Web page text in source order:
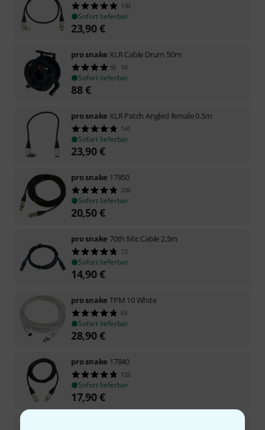
143
Sofort lieferbar
23,90€
pro snake XLR Cable Drum 50m
16
Sofort lieferbar
88€
pro snake XLR Patch Angled female 0.5m
141
Sofort lieferbar
23,90€
pro snake 17850
206
Sofort lieferbar
20,50€
pro snake 70th Mic Cable 2,5m
12
Sofort lieferbar
14,90€
pro snake TPM 10 White
65
Sofort lieferbar
28,90€
pro snake 17840
122
Sofort lieferbar
17,90€